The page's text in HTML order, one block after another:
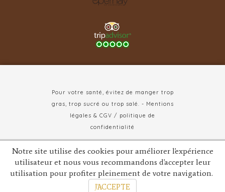
Pour votre santé, évitez de manger trop
gras, trop sucré ou trop salé. - Mentions
légales & CGV / politique de
confidentialité
HT Marketing : conception et marketing /
ID Design : Agence Web/Photos :
Véronique Montané
Notre site utilise des cookies pour améliorer l'expérience
utilisateur et nous vous recommandons d'accepter leur
utilisation pour profiter pleinement de votre navigation.
J'ACCEPTE